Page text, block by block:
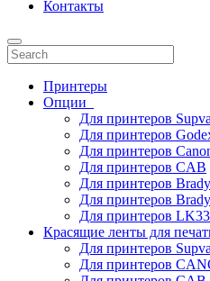
Контакты
Принтеры
Опции
Для принтеров
Для принтеров
Для принтеров
Для принтеров CAB
Для принтеров
Для принтеров
Для принтеров
Красящие ленты для
Для принтеров
Для принтеров